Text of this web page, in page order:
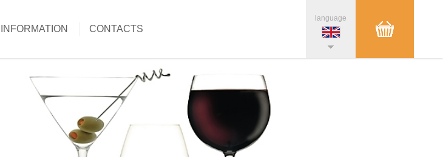
INFORMATION CONTACTS
language